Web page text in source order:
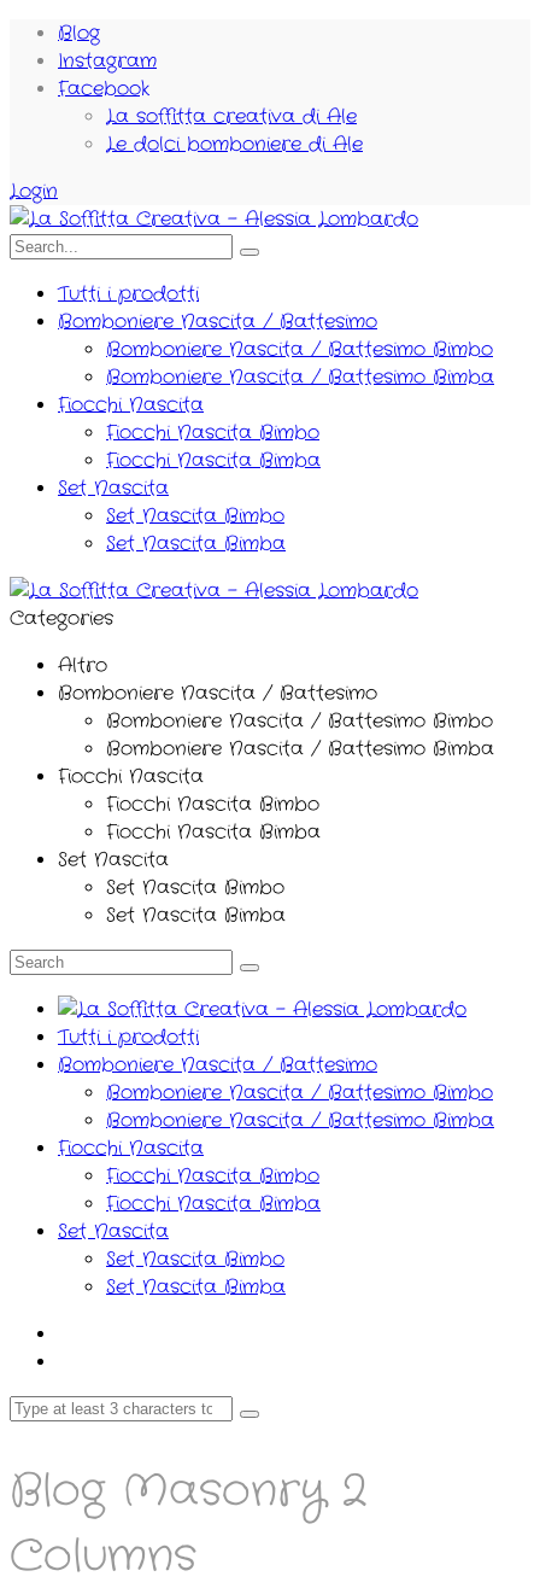
Blog
Instagram
Facebook
La soffitta creativa di Ale
Le dolci bomboniere di Ale
Login
Tutti i prodotti
Bomboniere Nascita / Battesimo
Bomboniere Nascita / Battesimo Bimbo
Bomboniere Nascita / Battesimo Bimba
Fiocchi Nascita
Fiocchi Nascita Bimbo
Fiocchi Nascita Bimba
Set Nascita
Set Nascita Bimbo
Set Nascita Bimba
Categories
Altro
Bomboniere Nascita / Battesimo
Bomboniere Nascita / Battesimo Bimbo
Bomboniere Nascita / Battesimo Bimba
Fiocchi Nascita
Fiocchi Nascita Bimbo
Fiocchi Nascita Bimba
Set Nascita
Set Nascita Bimbo
Set Nascita Bimba
Tutti i prodotti
Bomboniere Nascita / Battesimo
Bomboniere Nascita / Battesimo Bimbo
Bomboniere Nascita / Battesimo Bimba
Fiocchi Nascita
Fiocchi Nascita Bimbo
Fiocchi Nascita Bimba
Set Nascita
Set Nascita Bimbo
Set Nascita Bimba
Blog Masonry 2
Columns